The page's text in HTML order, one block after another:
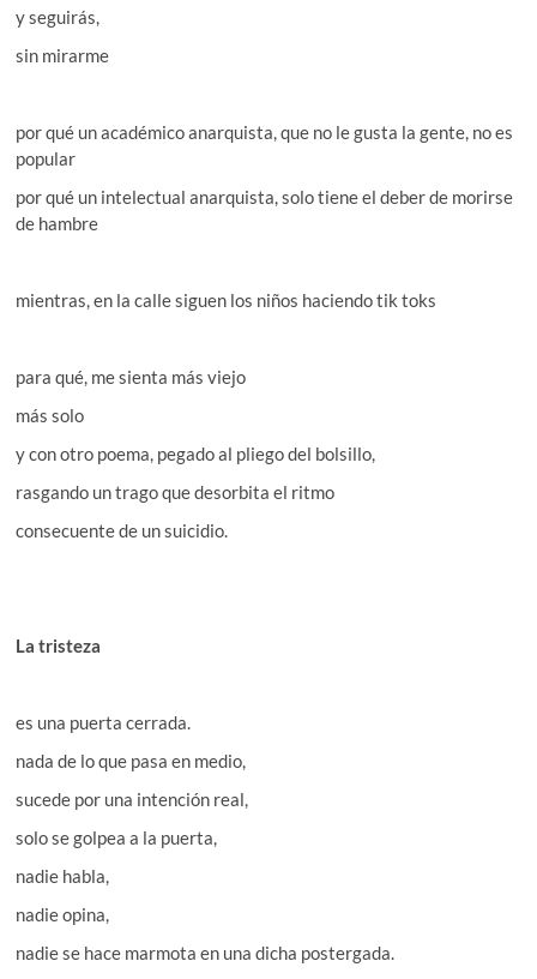
y seguirás,
sin mirarme
por qué un académico anarquista, que no le gusta la gente, no es
popular
por qué un intelectual anarquista, solo tiene el deber de morirse
de hambre
mientras, en la calle siguen los niños haciendo tik toks
para qué, me sienta más viejo
más solo
y con otro poema, pegado al pliego del bolsillo,
rasgando un trago que desorbita el ritmo
consecuente de un suicidio.
La tristeza
es una puerta cerrada.
nada de lo que pasa en medio,
sucede por una intención real,
solo se golpea a la puerta,
nadie habla,
nadie opina,
nadie se hace marmota en una dicha postergada.